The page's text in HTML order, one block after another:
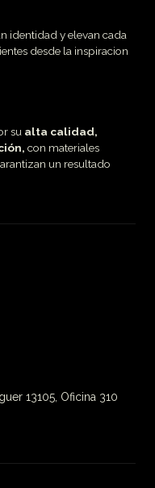
identidad y elevan cada
desde la inspiracion
su alta calidad,
con materiales
un resultado
13105, Oficina 310